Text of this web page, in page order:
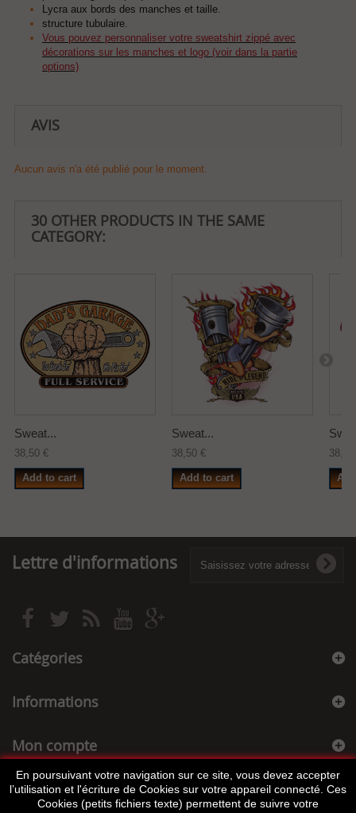
Lycra aux bords des manches et taille.
structure tubulaire.
Vous pouvez personnaliser votre sweatshirt zippé avec
décorations sur les manches et logo (voir dans la partie
options)
AVIS
Aucun avis n'a été publié pour le moment.
30 OTHER PRODUCTS IN THE SAME
CATEGORY:
Sweat...
38,50 €
Add to cart
Sweat...
38,50 €
Add to cart
Lettre d'informations
Catégories
Informations
Mon compte
Informations sur votre boutique
En poursuivant votre navigation sur ce site, vous devez accepter
l’utilisation et l'écriture de Cookies sur votre appareil connecté. Ces
Cookies (petits fichiers texte) permettent de suivre votre